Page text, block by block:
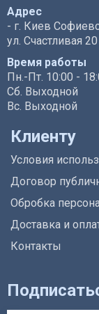
Адрес
- г. Киев
ул. Счастливая 20
Время работы
Пн.-Пт. 10:00 -
Сб. Выходной
Вс. Выходной
Клиенту
Условия
Договор
Обробка
Доставка и
Контакты